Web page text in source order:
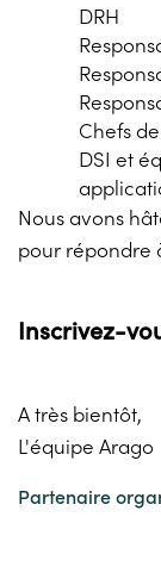
DRH
Chefs
DSI et
Nous avons
pour répondre
Inscrivez-
A très bientôt,
L'équipe Arago
Partenaire